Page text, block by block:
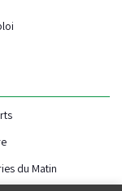
du Matin